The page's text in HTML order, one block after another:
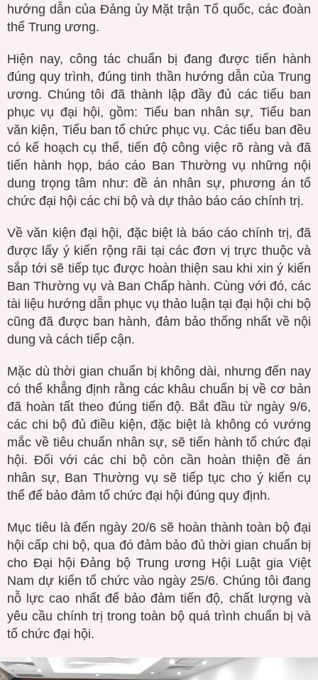
hướng dẫn của Đảng ủy Mặt trận Tổ quốc, các đoàn
thể Trung ương.
Hiện nay, công tác chuẩn bị đang được tiến hành
đúng quy trình, đúng tinh thần hướng dẫn của Trung
ương. Chúng tôi đã thành lập đầy đủ các tiểu ban
phục vụ đại hội, gồm: Tiểu ban nhân sự, Tiểu ban
văn kiện, Tiểu ban tổ chức phục vụ. Các tiểu ban đều
có kế hoạch cụ thể, tiến độ công việc rõ ràng và đã
tiến hành họp, báo cáo Ban Thường vụ những nội
dung trọng tâm như: đề án nhân sự, phương án tổ
chức đại hội các chi bộ và dự thảo báo cáo chính trị.
Về văn kiện đại hội, đặc biệt là báo cáo chính trị, đã
được lấy ý kiến rộng rãi tại các đơn vị trực thuộc và
sắp tới sẽ tiếp tục được hoàn thiện sau khi xin ý kiến
Ban Thường vụ và Ban Chấp hành. Cùng với đó, các
tài liệu hướng dẫn phục vụ thảo luận tại đại hội chi bộ
cũng đã được ban hành, đảm bảo thống nhất về nội
dung và cách tiếp cận.
Mặc dù thời gian chuẩn bị không dài, nhưng đến nay
có thể khẳng định rằng các khâu chuẩn bị về cơ bản
đã hoàn tất theo đúng tiến độ. Bắt đầu từ ngày 9/6,
các chi bộ đủ điều kiện, đặc biệt là không có vướng
mắc về tiêu chuẩn nhân sự, sẽ tiến hành tổ chức đại
hội. Đối với các chi bộ còn cần hoàn thiện đề án
nhân sự, Ban Thường vụ sẽ tiếp tục cho ý kiến cụ
thể để bảo đảm tổ chức đại hội đúng quy định.
Mục tiêu là đến ngày 20/6 sẽ hoàn thành toàn bộ đại
hội cấp chi bộ, qua đó đảm bảo đủ thời gian chuẩn bị
cho Đại hội Đảng bộ Trung ương Hội Luật gia Việt
Nam dự kiến tổ chức vào ngày 25/6. Chúng tôi đang
nỗ lực cao nhất để bảo đảm tiến độ, chất lượng và
yêu cầu chính trị trong toàn bộ quá trình chuẩn bị và
tổ chức đại hội.